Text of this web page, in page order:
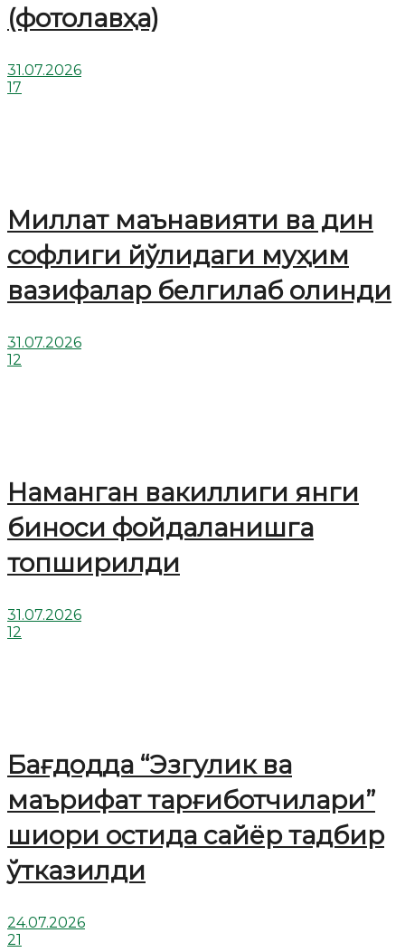
(фотолавҳа)
31.07.2026
17
Миллат маънавияти ва дин
софлиги йўлидаги муҳим
вазифалар белгилаб олинди
31.07.2026
12
Наманган вакиллиги янги
биноси фойдаланишга
топширилди
31.07.2026
12
Бағдодда “Эзгулик ва
маърифат тарғиботчилари”
шиори остида сайёр тадбир
ўтказилди
24.07.2026
21